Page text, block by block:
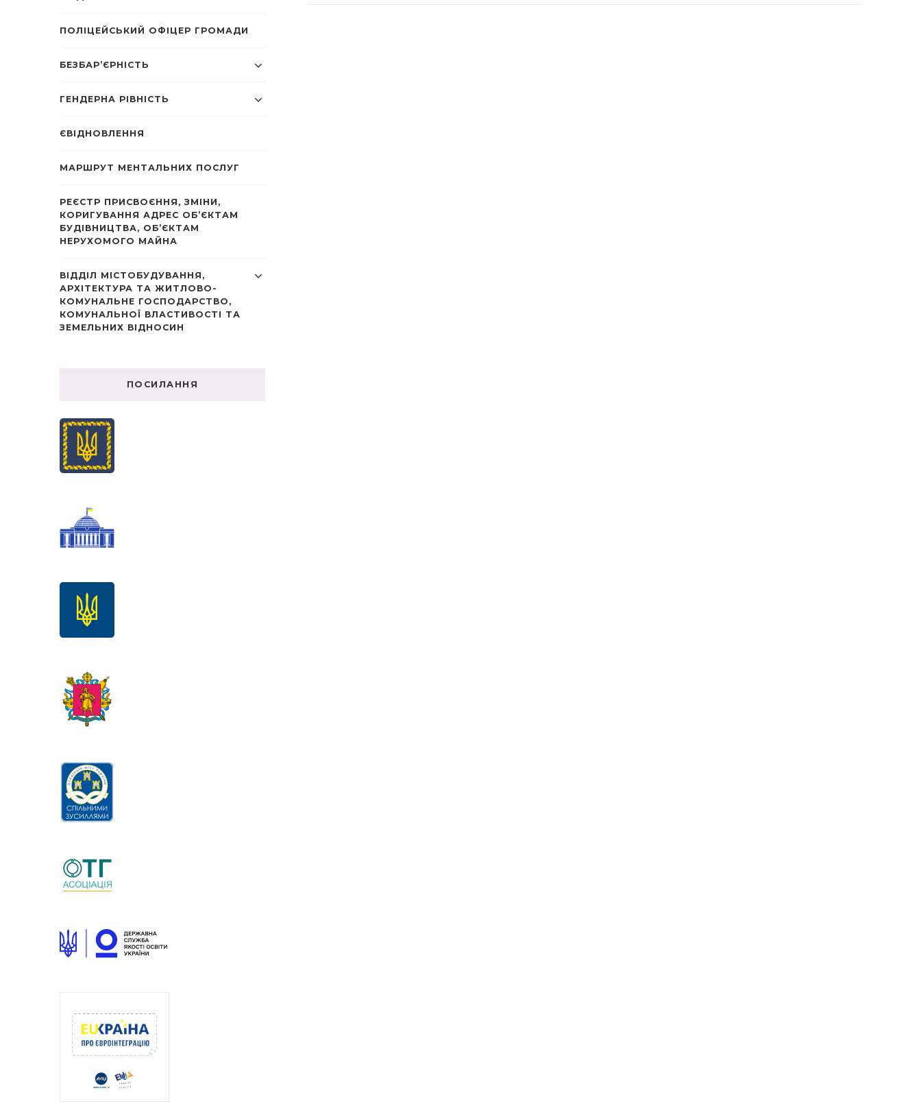
ПОЛІЦЕЙСЬКИЙ ОФІЦЕР ГРОМАДИ
БЕЗБАР’ЄРНІСТЬ
ГЕНДЕРНА РІВНІСТЬ
ЄВІДНОВЛЕННЯ
МАРШРУТ МЕНТАЛЬНИХ ПОСЛУГ
РЕЄСТР ПРИСВОЄННЯ, ЗМІНИ,
КОРИГУВАННЯ АДРЕС ОБ’ЄКТАМ
БУДІВНИЦТВА, ОБ’ЄКТАМ
НЕРУХОМОГО МАЙНА
ВІДДІЛ МІСТОБУДУВАННЯ,
АРХІТЕКТУРА ТА ЖИТЛОВО-
КОМУНАЛЬНЕ ГОСПОДАРСТВО,
КОМУНАЛЬНОЇ ВЛАСТИВОСТІ ТА
ЗЕМЕЛЬНИХ ВІДНОСИН
ПОСИЛАННЯ